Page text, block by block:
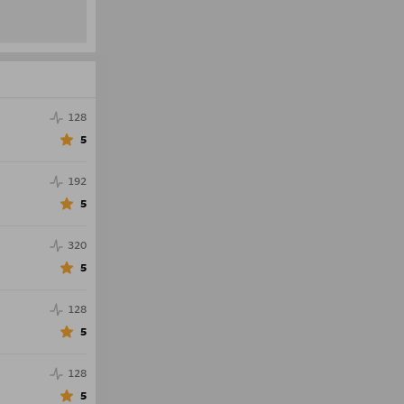
128
5
192
5
320
5
128
5
128
5